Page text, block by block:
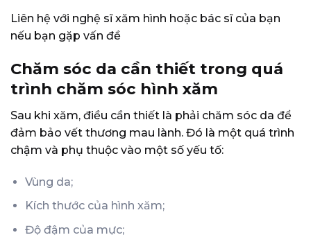
Liên hệ với nghệ sĩ xăm hình hoặc bác sĩ của bạn
nếu bạn gặp vấn đề
Chăm sóc da cần thiết trong quá
trình chăm sóc hình xăm
Sau khi xăm, điều cần thiết là phải chăm sóc da để
đảm bảo vết thương mau lành. Đó là một quá trình
chậm và phụ thuộc vào một số yếu tố:
Vùng da;
Kích thước của hình xăm;
Độ đậm của mực;